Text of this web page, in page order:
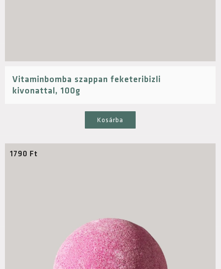
Vitaminbomba szappan feketeribizli
kivonattal, 100g
Kosárba
1790 Ft